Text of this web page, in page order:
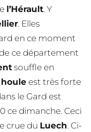
l’Hérault. Y
. Elles
en ce moment
ce département
souffle en
houle est très forte
le Gard est
ce dimanche. Ceci
crue du Luech. Ci-